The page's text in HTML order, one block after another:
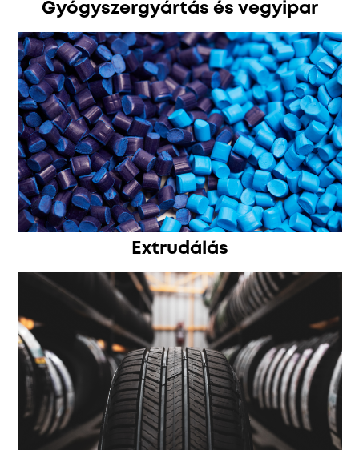
Gyógyszergyártás és vegyipar
Extrudálás